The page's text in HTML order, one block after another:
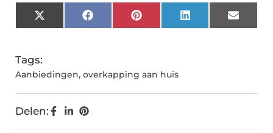
X
(Twitter)
FacebookPinterestLinkedInEmail
Tags:
Aanbiedingen, overkapping aan huis
Delen: